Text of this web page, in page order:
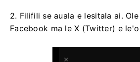
2. Filifili se auala e lesitala ai.
Facebook ma le X (Twitter) e